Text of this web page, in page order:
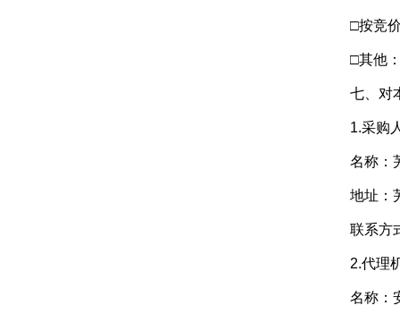
□按竞价
□其他：
七、对本
1.采购
名称：芜
地址：芜
联系方式
2.代理机
名称：安